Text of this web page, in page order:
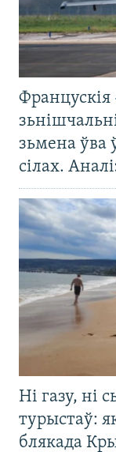
Францускія
зьмена ўва
сілах.
Ні газу, ні
турыстаў:
блякада